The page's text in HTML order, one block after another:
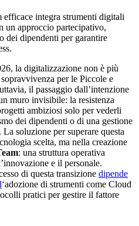
integra strumenti digitali
un approccio partecipativo,
dei dipendenti per garantire
la digitalizzazione non è più
per le Piccole e
il passaggio dall’intenzione
muro invisibile: la resistenza
ambiziosi solo per vederli
dei dipendenti o di una gestione
soluzione per superare questa
scelta, ma nella creazione
: una struttura operativa
e il personale.
di questa transizione dipende
‘adozione di strumenti come Cloud
pratici per gestire il fattore